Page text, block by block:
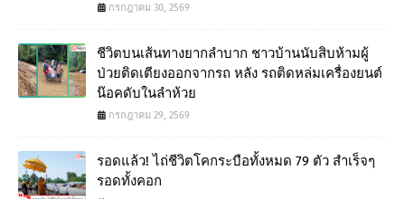
กรกฎาคม 30, 2569
ชีวิตบนเส้นทางยากลำบาก ชาวบ้านนับสิบห้ามผู้
ป่วยติดเตียงออกจากรถ หลัง รถติดหล่มเครื่องยนต์
น๊อคดับในลำห้วย
กรกฎาคม 29, 2569
รอดแล้ว! ไถ่ชีวิตโคกระบือทั้งหมด 79 ตัว สำเร็จๆ
รอดทั้งคอก